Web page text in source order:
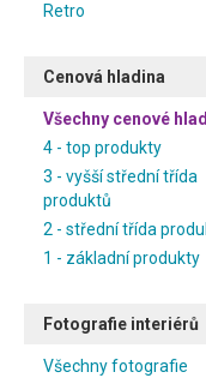
Retro
Cenová hladina
Všechny cenové
4 - top produkty
3 - vyšší střední třída
produktů
2 - střední třída
1 - základní produkty
Fotografie interiérů
Všechny fotografie